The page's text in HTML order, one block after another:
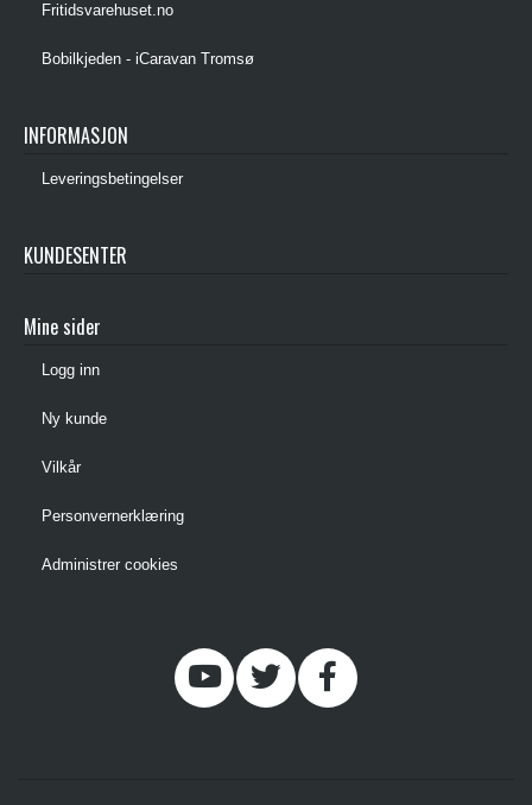
Fritidsvarehuset.no
Bobilkjeden - iCaravan Tromsø
INFORMASJON
Leveringsbetingelser
KUNDESENTER
Mine sider
Logg inn
Ny kunde
Vilkår
Personvernerklæring
Administrer cookies